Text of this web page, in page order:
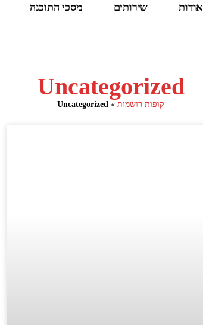
אודות שירותים מסכי התוכנה
Uncategorized
קופות רושמות »
Uncategorized